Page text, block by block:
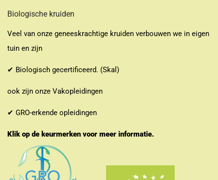
Biologische kruiden
Veel van onze geneeskrachtige kruiden verbouwen we in eigen
tuin en zijn
✔ Biologisch gecertificeerd. (Skal)
ook zijn onze Vakopleidingen
✔ GRO-erkende opleidingen
Klik op de keurmerken voor meer informatie.